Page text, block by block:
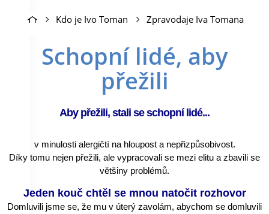
Kdo je Ivo Toman Zpravodaje Iva Tomana
Schopní lidé, aby
přežili
Aby přežili, stali se schopní lidé...
v minulosti alergičtí na hloupost a nepřizpůsobivost.
Díky tomu nejen přežili, ale vypracovali se mezi elitu a zbavili se
většiny problémů.
Jeden kouč chtěl se mnou natočit rozhovor
Domluvili jsme se, že mu v úterý zavolám, abychom se domluvili